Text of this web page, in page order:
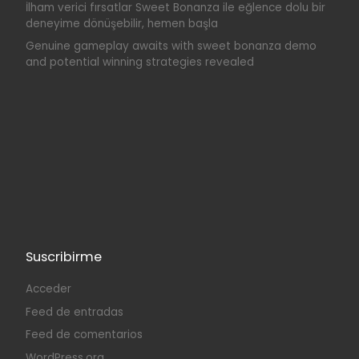
İlham verici fırsatlar Sweet Bonanza ile eğlence dolu bir
deneyime dönüşebilir, hemen başla
Genuine gameplay awaits with sweet bonanza demo
and potential winning strategies revealed
Suscribirme
Acceder
Feed de entradas
Feed de comentarios